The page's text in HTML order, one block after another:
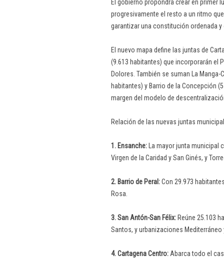
El gobierno propondrá crear en primer
progresivamente el resto a un ritmo
garantizar una constitución ordenada y
El nuevo mapa define las juntas de
(9.613 habitantes) que incorporarán el
Dolores. También se suman La
habitantes) y Barrio de la Concepción
margen del modelo de
Relación de las nuevas juntas
1. Ensanche: La mayor junta municipal
Virgen de la Caridad y San Ginés, y
2. Barrio de Peral:Con 29.973
Rosa.
3. San Antón-San Félix: Reúne 25.103
Santos, y urbanizaciones Mediterráneo
4. Cartagena Centro: Abarca todo el